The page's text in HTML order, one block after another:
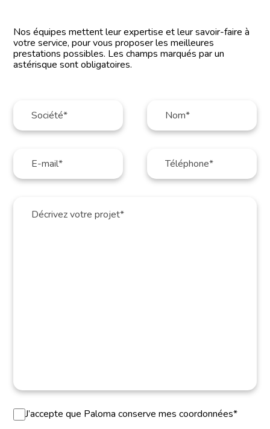
Nos équipes mettent leur expertise et leur savoir-faire à
votre service, pour vous proposer les meilleures
prestations possibles. Les champs marqués par un
astérisque sont obligatoires.
J’accepte que Paloma conserve mes coordonnées*